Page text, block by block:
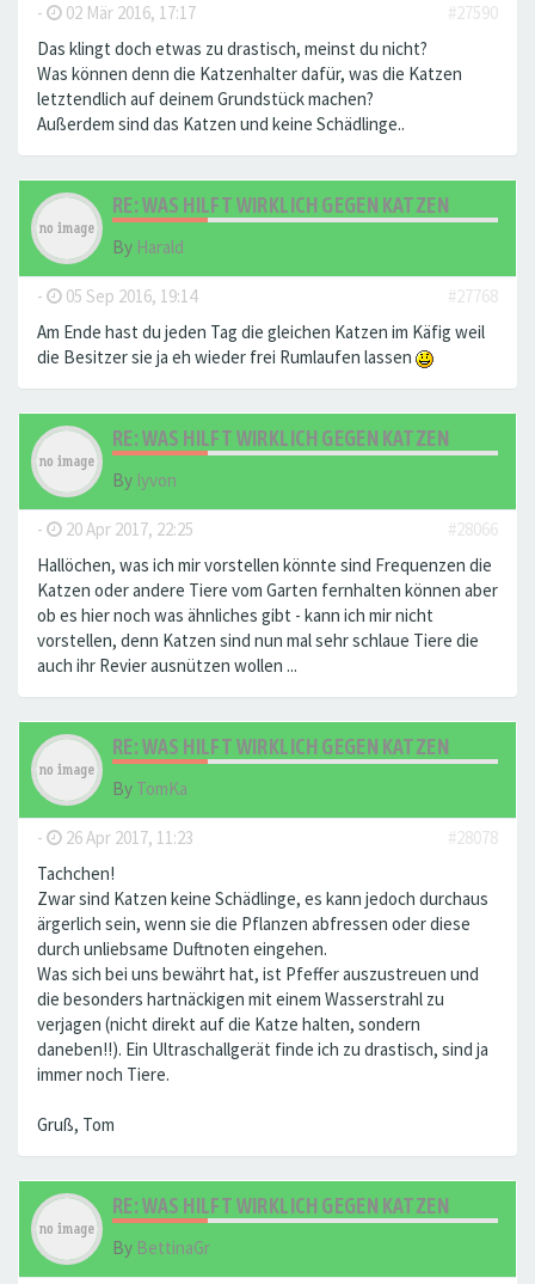
- 02 Mär 2016, 17:17
#27590
Das klingt doch etwas zu drastisch, meinst du nicht?
Was können denn die Katzenhalter dafür, was die Katzen
letztendlich auf deinem Grundstück machen?
Außerdem sind das Katzen und keine Schädlinge..
RE: WAS HILFT WIRKLICH GEGEN KATZEN
By Harald
- 05 Sep 2016, 19:14
#27768
Am Ende hast du jeden Tag die gleichen Katzen im Käfig weil
die Besitzer sie ja eh wieder frei Rumlaufen lassen
RE: WAS HILFT WIRKLICH GEGEN KATZEN
By Iyvon
- 20 Apr 2017, 22:25
#28066
Hallöchen, was ich mir vorstellen könnte sind Frequenzen die
Katzen oder andere Tiere vom Garten fernhalten können aber
ob es hier noch was ähnliches gibt - kann ich mir nicht
vorstellen, denn Katzen sind nun mal sehr schlaue Tiere die
auch ihr Revier ausnützen wollen ...
RE: WAS HILFT WIRKLICH GEGEN KATZEN
By TomKa
- 26 Apr 2017, 11:23
#28078
Tachchen!
Zwar sind Katzen keine Schädlinge, es kann jedoch durchaus
ärgerlich sein, wenn sie die Pflanzen abfressen oder diese
durch unliebsame Duftnoten eingehen.
Was sich bei uns bewährt hat, ist Pfeffer auszustreuen und
die besonders hartnäckigen mit einem Wasserstrahl zu
verjagen (nicht direkt auf die Katze halten, sondern
daneben!!). Ein Ultraschallgerät finde ich zu drastisch, sind ja
immer noch Tiere.
Gruß, Tom
RE: WAS HILFT WIRKLICH GEGEN KATZEN
By BettinaGr